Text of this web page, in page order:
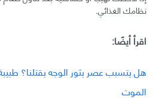
نظامك الغذائي.
اقرأ أيضًا:
هل يتسبب عصر بثور الوجه بقتلنا؟
الموت